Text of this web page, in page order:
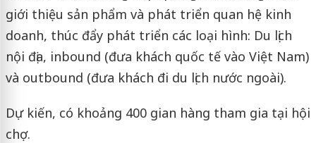
giới thiệu sản phẩm và phát triển quan hệ kinh
doanh, thúc đẩy phát triển các loại hình: Du lịch
nội địa, inbound (đưa khách quốc tế vào Việt Nam)
và outbound (đưa khách đi du lịch nước ngoài).
Dự kiến, có khoảng 400 gian hàng tham gia tại hội
chợ.